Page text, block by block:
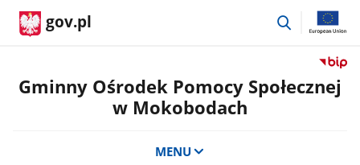
gov.pl
przejdź
Przejdź
do
Gminny Ośrodek Pomocy Społecznej
w Mokobodach
MENU